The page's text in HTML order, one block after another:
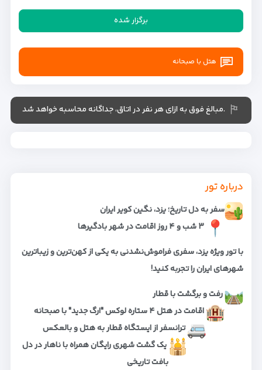
برگزار شده
هتل با صبحانه
.مبالغ فوق به ازای هر نفر در اتاق، جداگانه محاسبه خواهد شد
درباره تور
سفر به دل تاریخ؛ یزد، نگین کویر ایران
۳ شب و ۴ روز اقامت در شهر بادگیرها
با تور ویژه یزد، سفری فراموش‌نشدنی به یکی از کهن‌ترین و زیباترین
شهرهای ایران را تجربه کنید!
رفت و برگشت با قطار
اقامت در هتل ۴ ستاره لوکس "ارگ جدید" با صبحانه
ترانسفر از ایستگاه قطار به هتل و بالعکس
یک گشت شهری رایگان همراه با ناهار در دل
بافت تاریخی